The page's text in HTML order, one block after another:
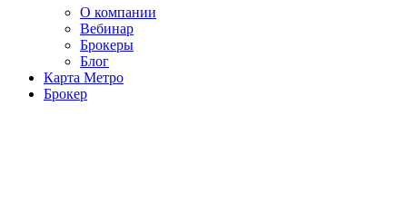
О компании
Вебинар
Брокеры
Блог
Карта Метро
Брокер